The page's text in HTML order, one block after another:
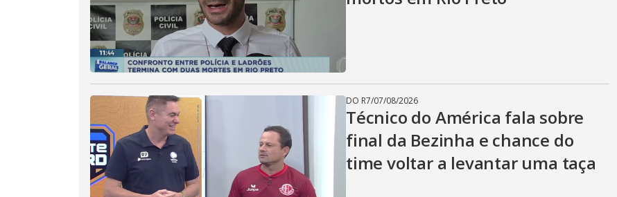
DO R7/07/08/2026
Técnico do América fala sobre
final da Bezinha e chance do
time voltar a levantar uma taça